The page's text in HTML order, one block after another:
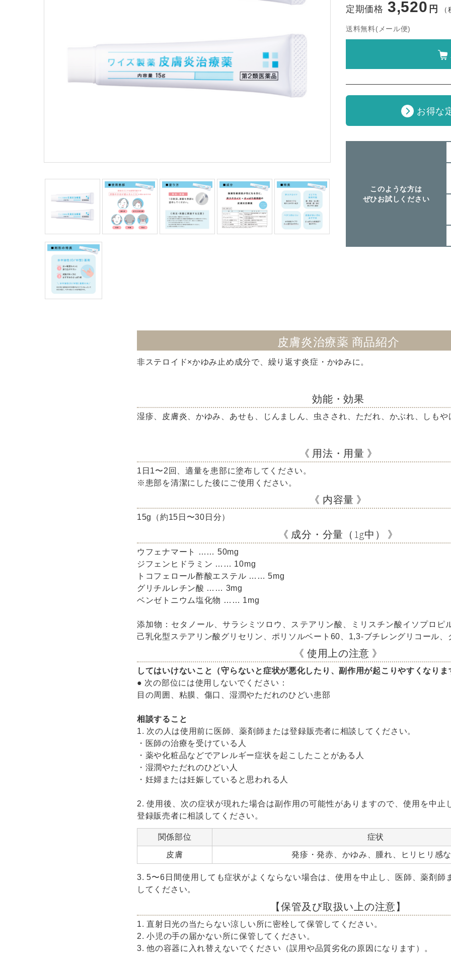
定期価格 3,520 円
送料無料(メール便)
お得な
このような方は
ぜひお試しください
皮膚炎治療薬 商品紹介
非ステロイド×かゆみ止め成分で、繰り返す炎症・かゆみに。
効能・効果
湿疹、皮膚炎、かゆみ、あせも、じんましん、虫さされ、ただれ、かぶれ、しもや
《 用法・用量 》
1日1〜2回、適量を患部に塗布してください。
※患部を清潔にした後にご使用ください。
《 内容量 》
15g（約15日〜30日分）
《 成分・分量（1g中） 》
ウフェナマート …… 50mg
ジフェンヒドラミン …… 10mg
トコフェロール酢酸エステル …… 5mg
グリチルレチン酸 …… 3mg
ベンゼトニウム塩化物 …… 1mg
添加物：セタノール、サラシミツロウ、ステアリン酸、ミリスチン酸イソプロピ
己乳化型ステアリン酸グリセリン、ポリソルベート60、1,3-ブチレングリコール
《 使用上の注意 》
してはいけないこと（守らないと症状が悪化したり、副作用が起こりやすくなりま
● 次の部位には使用しないでください：
目の周囲、粘膜、傷口、湿潤やただれのひどい患部
相談すること
1. 次の人は使用前に医師、薬剤師または登録販売者に相談してください。
・医師の治療を受けている人
・薬や化粧品などでアレルギー症状を起こしたことがある人
・湿潤やただれのひどい人
・妊婦または妊娠していると思われる人
2. 使用後、次の症状が現れた場合は副作用の可能性がありますので、使用を中止
登録販売者に相談してください。
関係部位 症状
皮膚 発疹・発赤、かゆみ、腫れ、ヒリヒリ感
3. 5〜6日間使用しても症状がよくならない場合は、使用を中止し、医師、薬剤師
してください。
【保管及び取扱い上の注意】
1. 直射日光の当たらない涼しい所に密栓して保管してください。
2. 小児の手の届かない所に保管してください。
3. 他の容器に入れ替えないでください（誤用や品質劣化の原因になります）。